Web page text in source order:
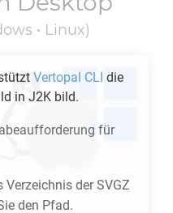
• Linux)
Vertopal CLI die
in J2K bild.
für
Verzeichnis derSVGZ
den Pfad.